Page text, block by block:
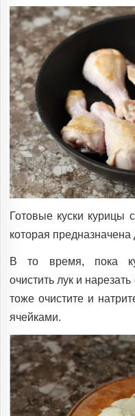
Готовые куски курицы
которая
В то время, пока
очистить лук и
тоже очистите и
ячейками.